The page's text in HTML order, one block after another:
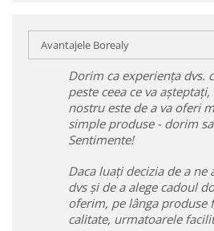
Avantajele Borealy
Dorim ca experiența dvs.
peste ceea ce va
nostru este de a va oferi
simple produse - dorim
Sentimente!
Daca luați decizia de a ne
dvs și de a alege cadoul
oferim, pe lânga produse
calitate, urmatoarele